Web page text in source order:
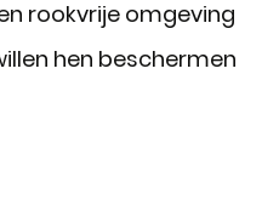
rookvrije omgeving
hen beschermen